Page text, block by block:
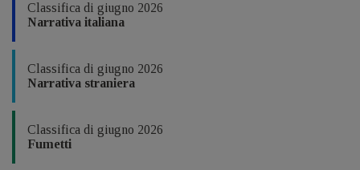
Classifica di giugno 2026
Narrativa italiana
Classifica di giugno 2026
Narrativa straniera
Classifica di giugno 2026
Fumetti